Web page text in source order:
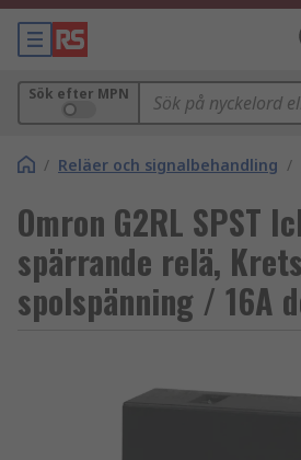
Sök efter MPN
/ Reläer och signalbehandling /
Omron G2RL SPST
spärrande relä,
spolspänning / 16A